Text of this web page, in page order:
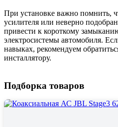
При установке важно помнить,
усилителя или неверно
привести к короткому
электросистемы автомобиля.
навыках, рекомендуем
инсталлятору.
Подборка товаров